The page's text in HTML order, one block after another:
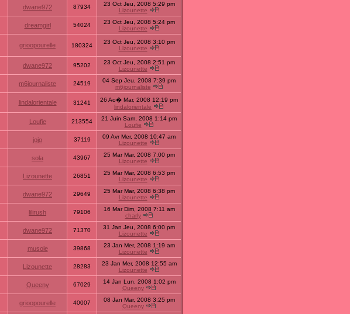
dwane972 87934
23 Oct Jeu, 2008 5:29 pm
Lizounette
dreamgirl 54024
23 Oct Jeu, 2008 5:24 pm
Lizounette
grioopourelle 180324
23 Oct Jeu, 2008 3:10 pm
Lizounette
dwane972 95202
23 Oct Jeu, 2008 2:51 pm
Lizounette
m6journaliste 24519
04 Sep Jeu, 2008 7:39 pm
m6journaliste
lindalorientale 31241
26 Ao� Mar, 2008 12:19 pm
lindalorientale
Loufie 213554
21 Juin Sam, 2008 1:14 pm
Loufie
jojo 37119
09 Avr Mer, 2008 10:47 am
Lizounette
sola 43967
25 Mar Mar, 2008 7:00 pm
Lizounette
Lizounette 26851
25 Mar Mar, 2008 6:53 pm
Lizounette
dwane972 29649
25 Mar Mar, 2008 6:38 pm
Lizounette
lilirush 79106
16 Mar Dim, 2008 7:11 am
charly
dwane972 71370
31 Jan Jeu, 2008 6:00 pm
Lizounette
musole 39868
23 Jan Mer, 2008 1:19 am
Lizounette
Lizounette 28283
23 Jan Mer, 2008 12:55 am
Lizounette
Queeny 67029
14 Jan Lun, 2008 1:02 pm
Queeny
grioopourelle 40007
08 Jan Mar, 2008 3:25 pm
Queeny